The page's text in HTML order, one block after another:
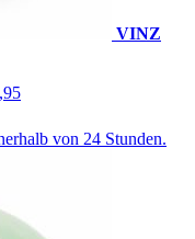
VINZ
von 24 Stunden.